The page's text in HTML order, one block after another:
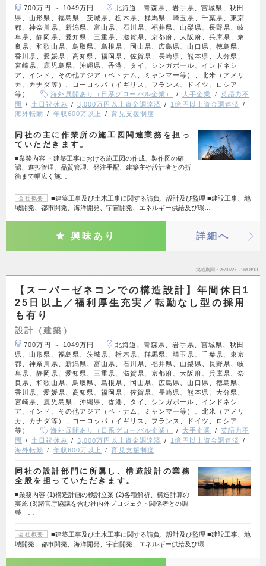
700万円 ～ 1049万円
北海道、青森県、岩手県、宮城県、秋田
県、山形県、福島県、茨城県、栃木県、群馬県、埼玉県、千葉県、東京
都、神奈川県、新潟県、富山県、石川県、福井県、山梨県、長野県、岐
阜県、静岡県、愛知県、三重県、滋賀県、京都府、大阪府、兵庫県、奈
良県、和歌山県、鳥取県、島根県、岡山県、広島県、山口県、徳島県、
香川県、愛媛県、高知県、福岡県、佐賀県、長崎県、熊本県、大分県、
宮崎県、鹿児島県、沖縄県、香港、タイ、シンガポール、インドネシ
ア、インド、その他アジア（ベトナム、ミャンマー等）、北米（アメリ
カ、カナダ等）、ヨーロッパ（イギリス、フランス、ドイツ、ロシア
等）
海外展開あり（日系グローバル企業） 大手企業
英語力不
問
土日祝休み 3,000万円以上資金調達済
1億円以上資金調達済
海外転勤
年収600万以上 育児支援制度
同社の主に作業所の施工図関連業務を担っ
ていただきます。
■業務内容 ・建築工事における施工図の作成、製作図の確
認、進捗管理、品質管理、発注手配、建築主や設計者との折
衝まで幅広く施…
会社概要
■建築工事及び土木工事に関する請負、設計及び監理 ■建設工事、地
域開発、都市開発、海洋開発、宇宙開発、エネルギー供給及び環…
興味あり 詳細へ
掲載期間 26/07/27～26/08/13
【スーパーゼネコンでの構造設計】年間休日1
25日以上／福利厚生充実／転勤なし型の採用
も有り
設計（建築）
700万円 ～ 1049万円
北海道、青森県、岩手県、宮城県、秋田
県、山形県、福島県、茨城県、栃木県、群馬県、埼玉県、千葉県、東京
都、神奈川県、新潟県、富山県、石川県、福井県、山梨県、長野県、岐
阜県、静岡県、愛知県、三重県、滋賀県、京都府、大阪府、兵庫県、奈
良県、和歌山県、鳥取県、島根県、岡山県、広島県、山口県、徳島県、
香川県、愛媛県、高知県、福岡県、佐賀県、長崎県、熊本県、大分県、
宮崎県、鹿児島県、沖縄県、香港、タイ、シンガポール、インドネシ
ア、インド、その他アジア（ベトナム、ミャンマー等）、北米（アメリ
カ、カナダ等）、ヨーロッパ（イギリス、フランス、ドイツ、ロシア
等）
海外展開あり（日系グローバル企業） 大手企業
英語力不
問
土日祝休み 3,000万円以上資金調達済
1億円以上資金調達済
海外転勤
年収600万以上 育児支援制度
同社の設計部門に所属し、構造設計の業務
全般を担っていただきます。
■業務内容 (1)構造計画の検討立案 (2)各種解析、構造計算の
実施 (3)諸官庁協議を含む社内外プロジェクト関係者との調
整 …
会社概要
■建築工事及び土木工事に関する請負、設計及び監理 ■建設工事、地
域開発、都市開発、海洋開発、宇宙開発、エネルギー供給及び環…